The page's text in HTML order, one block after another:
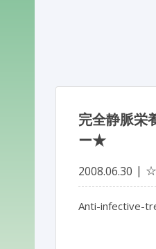
完全静脈栄
ー★
2008.06.30 ☆
Anti-infective-